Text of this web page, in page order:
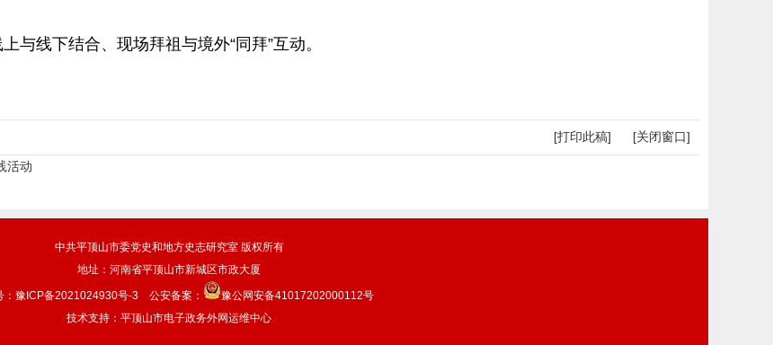
与线下结合、现场拜祖与境外“同拜”互动。
[打印此稿] [关闭窗口]
活动
中共平顶山市委党史和地方史志研究室 版权所有
地址：河南省平顶山市新城区市政大厦
：豫ICP备2021024930号-3 公安备案：
豫公网安备41017202000112号
技术支持：平顶山市电子政务外网运维中心